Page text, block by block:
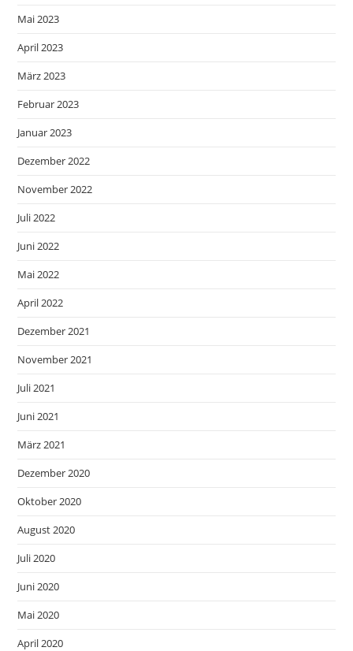
Mai 2023
April 2023
März 2023
Februar 2023
Januar 2023
Dezember 2022
November 2022
Juli 2022
Juni 2022
Mai 2022
April 2022
Dezember 2021
November 2021
Juli 2021
Juni 2021
März 2021
Dezember 2020
Oktober 2020
August 2020
Juli 2020
Juni 2020
Mai 2020
April 2020